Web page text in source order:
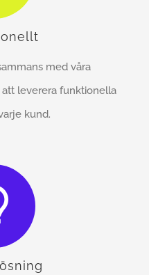
med våra
leverera funktionella
kund.